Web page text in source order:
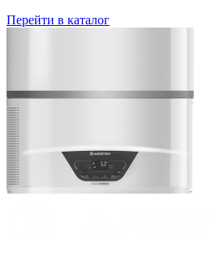
Перейти в каталог